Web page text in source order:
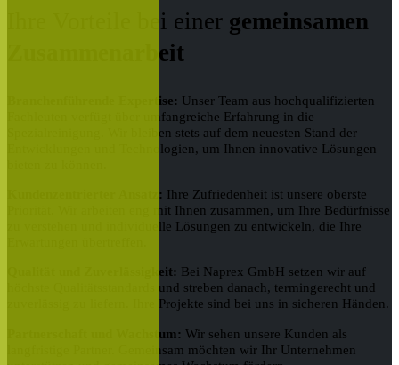
Ihre Vorteile bei einer gemeinsamen
Zusammenarbeit
Branchenführende Expertise: Unser Team aus hochqualifizierten
Fachleuten verfügt über umfangreiche Erfahrung in die
Spezialreinigung. Wir bleiben stets auf dem neuesten Stand der
Entwicklungen und Technologien, um Ihnen innovative Lösungen
Kundenzentrierter Ansatz: Ihre Zufriedenheit ist unsere oberste
Priorität. Wir arbeiten eng mit Ihnen zusammen, um Ihre Bedürfnisse
zu verstehen und individuelle Lösungen zu entwickeln, die Ihre
Qualität und Zuverlässigkeit: Bei Naprex GmbH setzen wir auf
höchste Qualitätsstandards und streben danach, termingerecht und
zuverlässig zu liefern. Ihre Projekte sind bei uns in sicheren Händen.
Partnerschaft und Wachstum: Wir sehen unsere Kunden als
langfristige Partner. Gemeinsam möchten wir Ihr Unternehmen